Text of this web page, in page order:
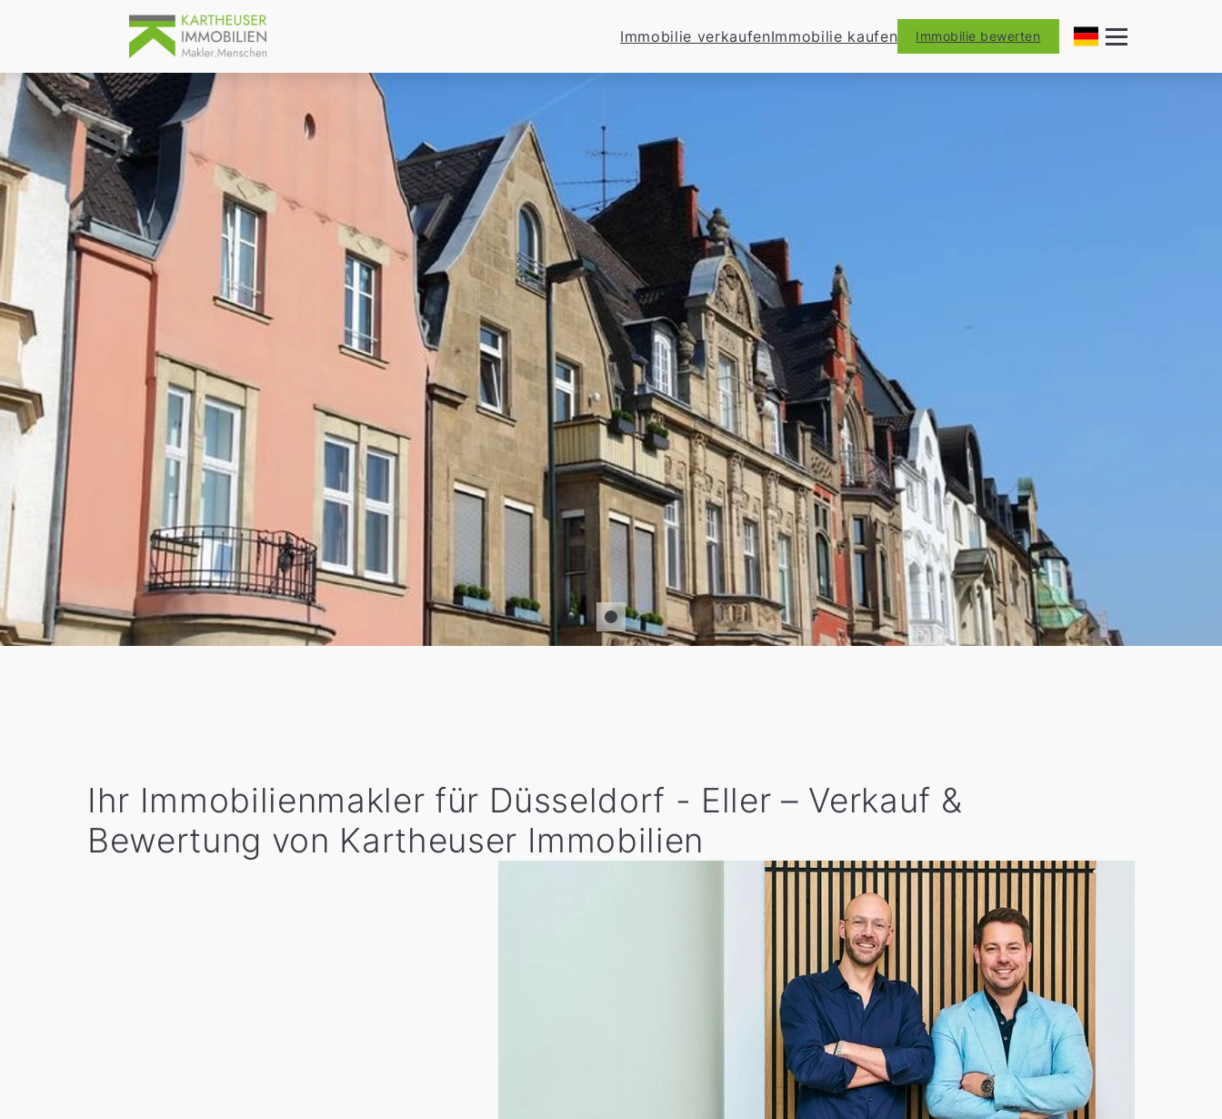
Immobilie verkaufenImmobilie kaufen Immobilie bewerten
Ihr Immobilienmakler für Düsseldorf - Eller – Verkauf &
Bewertung von Kartheuser Immobilien